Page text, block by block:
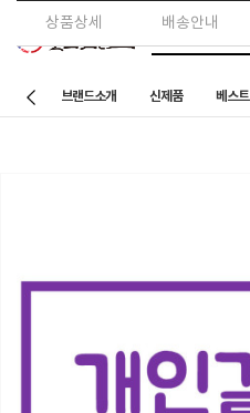
브랜드소개 신제품 베스트
상품상세 배송안내